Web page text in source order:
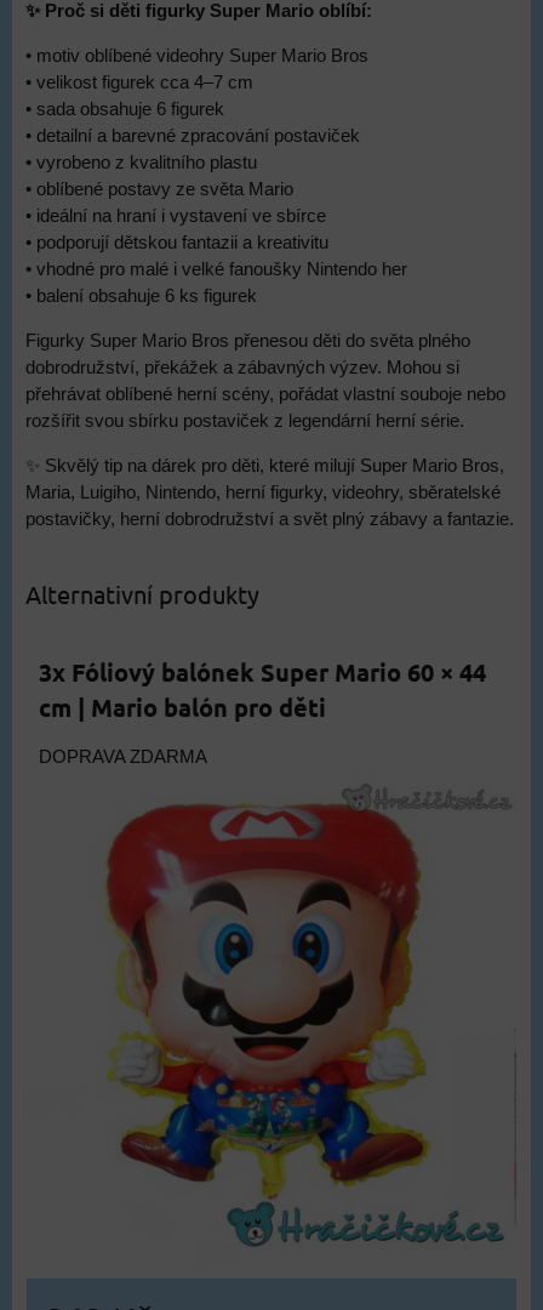
✨ Proč si děti figurky Super Mario oblíbí:
• motiv oblíbené videohry Super Mario Bros
• velikost figurek cca 4–7 cm
• sada obsahuje 6 figurek
• detailní a barevné zpracování postaviček
• vyrobeno z kvalitního plastu
• oblíbené postavy ze světa Mario
• ideální na hraní i vystavení ve sbírce
• podporují dětskou fantazii a kreativitu
• vhodné pro malé i velké fanoušky Nintendo her
• balení obsahuje 6 ks figurek
Figurky Super Mario Bros přenesou děti do světa plného
dobrodružství, překážek a zábavných výzev. Mohou si
přehrávat oblíbené herní scény, pořádat vlastní souboje nebo
rozšířit svou sbírku postaviček z legendární herní série.
✨ Skvělý tip na dárek pro děti, které milují Super Mario Bros,
Maria, Luigiho, Nintendo, herní figurky, videohry, sběratelské
postavičky, herní dobrodružství a svět plný zábavy a fantazie.
Alternativní produkty
3x Fóliový balónek Super Mario 60 × 44
cm | Mario balón pro děti
DOPRAVA ZDARMA